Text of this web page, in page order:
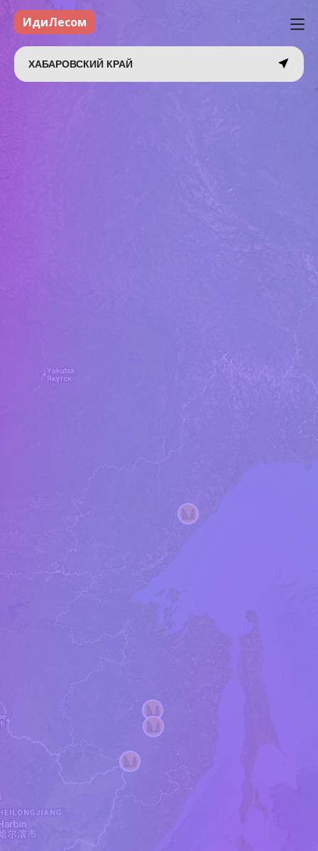
ИдиЛесом
ХАБАРОВСКИЙ КРАЙ